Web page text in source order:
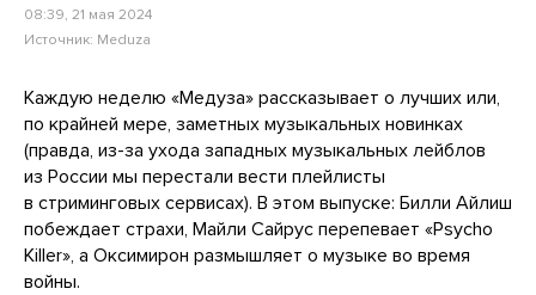
08:39, 21 мая 2024
Источник: Meduza
Каждую неделю «Медуза» рассказывает о лучших или,
по крайней мере, заметных музыкальных новинках
(правда, из-за ухода западных музыкальных лейблов
из России мы перестали вести плейлисты
в стриминговых сервисах). В этом выпуске: Билли Айлиш
побеждает страхи, Майли Сайрус перепевает «Psycho
Killer», а Оксимирон размышляет о музыке во время
войны.